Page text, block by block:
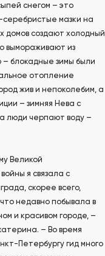
снегом – это
мазки на
домов создают холодный
вымораживают из
блокадные зимы были
отопление
жив и непоколебим, а
– зимняя Нева с
люди черпают воду –
Великой
я связала с
скорее всего,
недавно побывала в
и красивом городе, –
– Во время
Петербургу гид много